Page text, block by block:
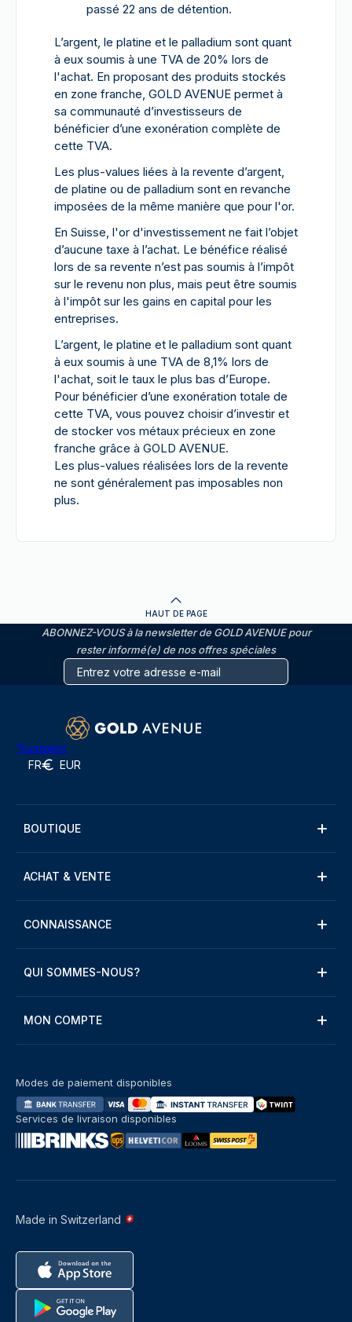
passé 22 ans de détention.
L’argent, le platine et le palladium sont quant
à eux soumis à une TVA de 20% lors de
l'achat. En proposant des produits stockés
en zone franche, GOLD AVENUE permet à
sa communauté d’investisseurs de
bénéficier d’une exonération complète de
cette TVA.
Les plus-values liées à la revente d’argent,
de platine ou de palladium sont en revanche
imposées de la même manière que pour l'or.
En Suisse, l'or d'investissement ne fait l’objet
d’aucune taxe à l’achat. Le bénéfice réalisé
lors de sa revente n’est pas soumis à l’impôt
sur le revenu non plus, mais peut être soumis
à l'impôt sur les gains en capital pour les
entreprises.
L’argent, le platine et le palladium sont quant
à eux soumis à une TVA de 8,1% lors de
l'achat, soit le taux le plus bas d’Europe.
Pour bénéficier d’une exonération totale de
cette TVA, vous pouvez choisir d’investir et
de stocker vos métaux précieux en zone
franche grâce à GOLD AVENUE.
Les plus-values réalisées lors de la revente
ne sont généralement pas imposables non
plus.
HAUT DE PAGE
ABONNEZ-VOUS à la newsletter de GOLD AVENUE pour
rester informé(e) de nos offres spéciales
Trustpilot
FR EUR
BOUTIQUE
ACHAT & VENTE
CONNAISSANCE
QUI SOMMES-NOUS?
MON COMPTE
Made in Switzerland
Modes de paiement disponibles
Services de livraison disponibles